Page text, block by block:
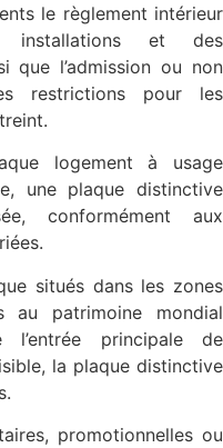
le règlement intérieur
installations et des
que l’admission ou non
restrictions pour les
logement à usage
une plaque distinctive
conformément aux
situés dans les zones
au patrimoine mondial
principale de
la plaque distinctive
promotionnelles ou